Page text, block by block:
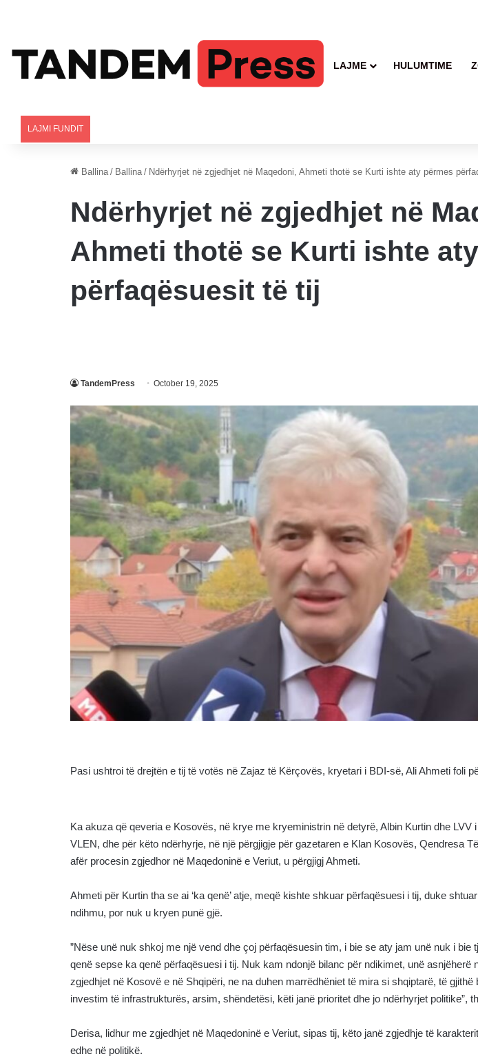
LAJME HULUMTIME
LAJMI FUNDIT
Ballina / Ballina / Ndërhyrjet në zgjedhjet në Maqedoni, Ahmeti thotë se Kurti ishte aty përmes
Ndërhyrjet në zgjedhjet në
Ahmeti thotë se Kurti ishte
përfaqësuesit të tij
TandemPress October 19, 2025
Pasi ushtroi të drejtën e tij të votës në Zajaz të Kërçovës, kryetari i BDI-së, Ali Ahmeti foli
Ka akuza që qeveria e Kosovës, në krye me kryeministrin në detyrë, Albin Kurtin dhe LVV
VLEN, dhe për këto ndërhyrje, në një përgjigje për gazetaren e Klan Kosovës, Qendresa
afër procesin zgjedhor në Maqedoninë e Veriut, u përgjigj Ahmeti.
Ahmeti për Kurtin tha se ai ‘ka qenë’ atje, meqë kishte shkuar përfaqësuesi i tij, duke
ndihmu, por nuk u kryen punë gjë.
”Nëse unë nuk shkoj me një vend dhe çoj përfaqësuesin tim, i bie se aty jam unë nuk i bie
qenë sepse ka qenë përfaqësuesi i tij. Nuk kam ndonjë bilanc për ndikimet, unë asnjëherë
zgjedhjet në Kosovë e në Shqipëri, ne na duhen marrëdhëniet të mira si shqiptarë, të
investim të infrastrukturës, arsim, shëndetësi, këti janë prioritet dhe jo ndërhyrjet politike”,
Derisa, lidhur me zgjedhjet në Maqedoninë e Veriut, sipas tij, këto janë zgjedhje të
edhe në politikë.